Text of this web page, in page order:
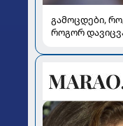
გამოცდები,
როგორ